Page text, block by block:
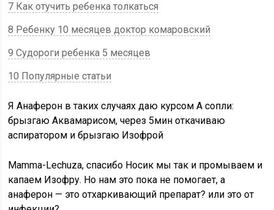
7 Как отучить ребенка толкаться
8 Ребенку 10 месяцев доктор комаровский
9 Судороги ребенка 5 месяцев
10 Популярные статьи
Я Анаферон в таких случаях даю курсом А сопли:
брызгаю Аквамарисом, через 5мин откачиваю
аспиратором и брызгаю Изофрой
Mamma-Lechuza, спасибо Носик мы так и промываем и
капаем Изофру. Но нам это пока не помогает, а
анаферон — это отхаркивающий препарат? или это от